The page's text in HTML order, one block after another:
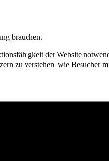
brauchen.
der Website
zu verstehen, wie Besucher